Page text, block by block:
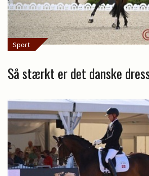
Sport
Så stærkt er det danske